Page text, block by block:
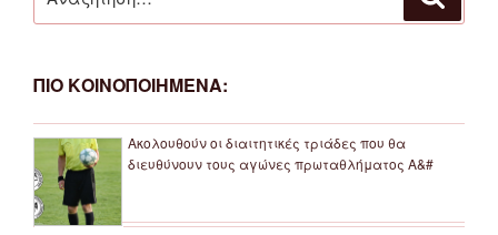
για:
ΠΙΟ ΚΟΙΝΟΠΟΙΗΜΕΝΑ:
Ακολουθούν οι διαιτητικές τριάδες που θα
διευθύνουν τους αγώνες πρωταθλήματος Α&#